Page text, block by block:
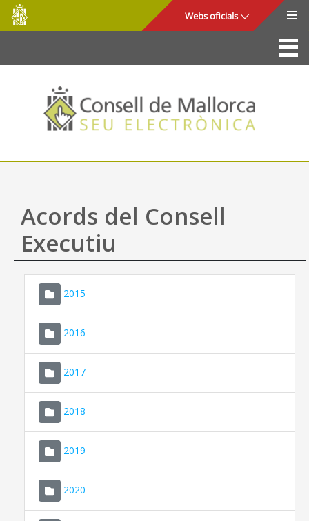
Salta al contingut principal
Consell
de
Mallorca
Webs oficials
La Seu
Consell de Mallorca
Accés i seguretat
Utilitats
Ajuda
Acords del Consell
Executiu
2015
2016
2017
2018
2019
2020